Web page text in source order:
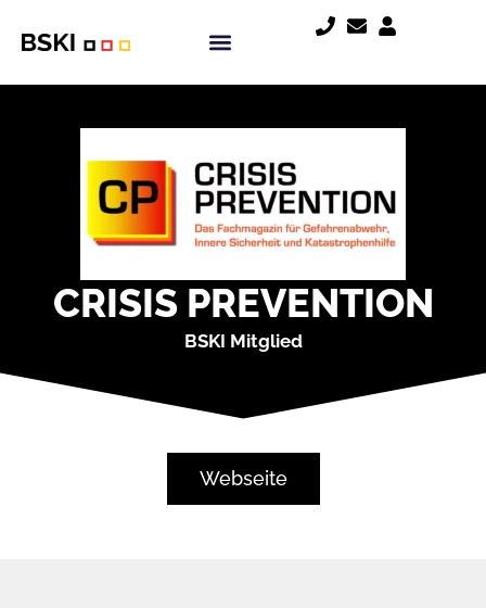
CRISIS PREVENTION
BSKI Mitglied
Webseite